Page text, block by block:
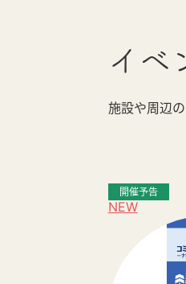
イベ
施設や周辺
NEW
開催予告